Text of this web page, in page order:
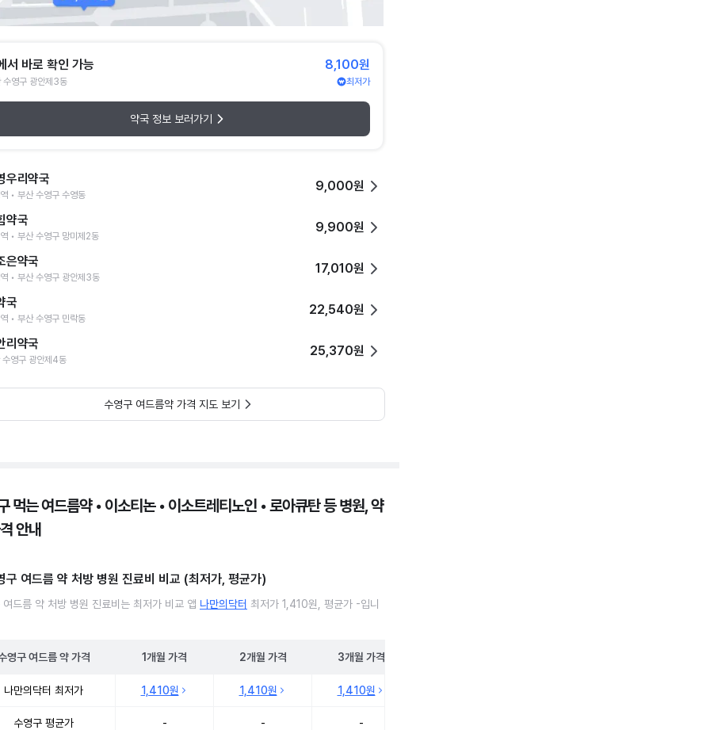
서 바로 확인 가능
수영구 광안제3동
8,100원
최저가
약국 정보 보러가기
우리약국
• 부산 수영구 수영동
9,000원
약국
• 부산 수영구 망미제2동
9,900원
은약국
• 부산 수영구 광안제3동
17,010원
국
• 부산 수영구 민락동
22,540원
리약국
수영구 광안제4동
25,370원
수영구 여드름약 가격 지도 보기
먹는 여드름약 • 이소티논 • 이소트레티노인 • 로아큐탄 등 병원, 약
안내
구 여드름 약 처방 병원 진료비 비교 (최저가, 평균가)
여드름 약 처방 병원 진료비는 최저가 비교 앱 나만의닥터 최저가 1,410원, 평균가 -입니
영구 여드름 약가격 1개월 가격 2개월 가격 3개월 가격
나만의닥터 최저가 1,410원 1,410원 1,410원
수영구 평균가 - - -